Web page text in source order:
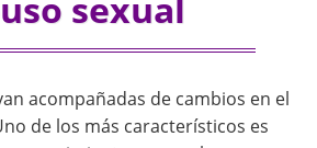
acompañadas de cambios en el
de los más característicos es